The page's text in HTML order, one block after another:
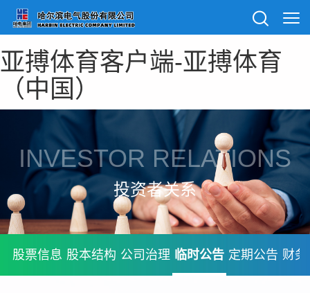
亚搏体育客户端-亚搏体育
（中国）
INVESTOR RELATIONS
投资者关系
股票信息 股本结构 公司治理 临时公告 定期公告 财